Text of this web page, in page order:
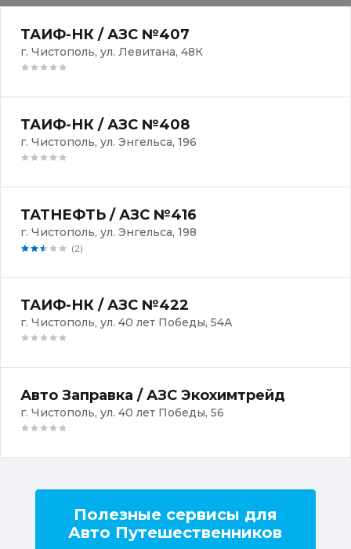
ТАИФ-НК / АЗС №407
г. Чистополь, ул. Левитана, 48К
ТАИФ-НК / АЗС №408
г. Чистополь, ул. Энгельса, 196
ТАТНЕФТЬ / АЗС №416
г. Чистополь, ул. Энгельса, 198
(2)
ТАИФ-НК / АЗС №422
г. Чистополь, ул. 40 лет Победы, 54А
Авто Заправка / АЗС Экохимтрейд
г. Чистополь, ул. 40 лет Победы, 56
Полезные сервисы для
Авто Путешественников